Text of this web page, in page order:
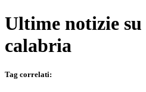
Ultime notizie su
calabria
Tag correlati: